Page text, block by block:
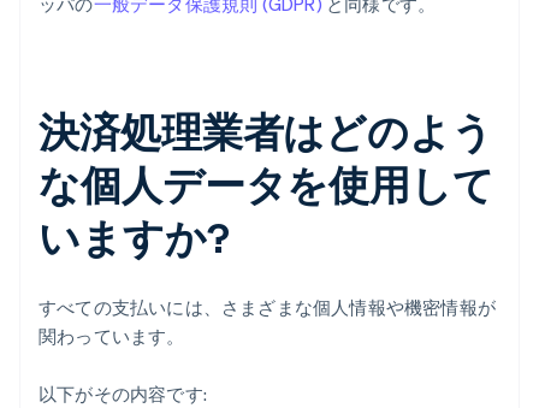
決済処理業者はどのよう
な個人データを使用して
いますか?
すべての支払いには、さまざまな個人情報や機密情報が
関わっています。
以下がその内容です: